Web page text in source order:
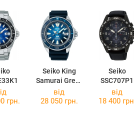
Seiko King
Samurai Great
Blue PADI
Edition
Seiko
SSC707P1
грн.
від
28 050 грн.
від
18 400